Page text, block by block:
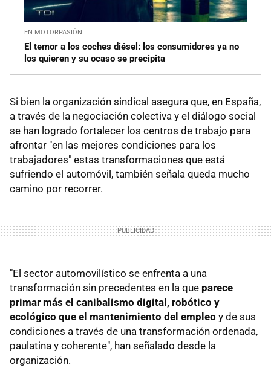
EN MOTORPASIÓN
El temor a los coches diésel: los consumidores ya no
los quieren y su ocaso se precipita
Si bien la organización sindical asegura que, en España,
a través de la negociación colectiva y el diálogo social
se han logrado fortalecer los centros de trabajo para
afrontar "en las mejores condiciones para los
trabajadores" estas transformaciones que está
sufriendo el automóvil, también señala queda mucho
camino por recorrer.
"El sector automovilístico se enfrenta a una
transformación sin precedentes en la que parece
primar más el canibalismo digital, robótico y
ecológico que el mantenimiento del empleo y de sus
condiciones a través de una transformación ordenada,
paulatina y coherente", han señalado desde la
organización.